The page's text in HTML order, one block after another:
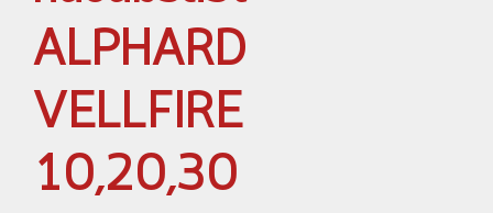
ALPHARD
VELLFIRE
10,20,30